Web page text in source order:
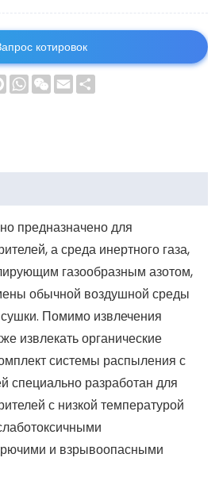
котировок
PinterestWhatsApp
WeChat
Email
предназначено для
а среда инертного газа,
газообразным азотом,
обычной воздушной среды
Помимо извлечения
извлекать органические
системы распыления с
специально разработан для
с низкой температурой
и взрывоопасными